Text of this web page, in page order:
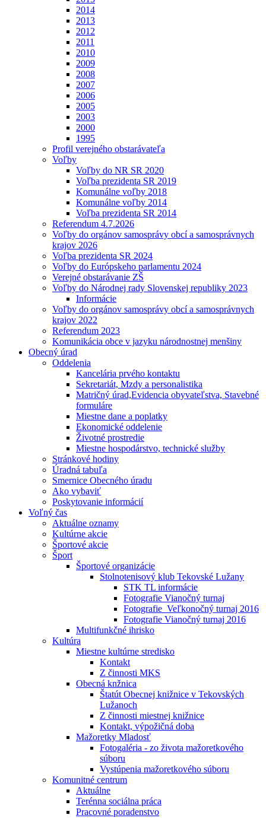
2014
2013
2012
2011
2010
2009
2008
2007
2006
2005
2003
2000
1995
Profil verejného obstarávateľa
Voľby
Voľby do NR SR 2020
Voľba prezidenta SR 2019
Komunálne voľby 2018
Komunálne voľby 2014
Voľba prezidenta SR 2014
Referendum 4.7.2026
Voľby do orgánov samosprávy obcí a samosprávnych
krajov 2026
Voľba prezidenta SR 2024
Voľby do Európskeho parlamentu 2024
Verejné obstarávanie ZŠ
Voľby do Národnej rady Slovenskej republiky 2023
Informácie
Voľby do orgánov samosprávy obcí a samosprávnych
krajov 2022
Referendum 2023
Komunikácia obce v jazyku národnostnej menšiny
Obecný úrad
Oddelenia
Kancelária prvého kontaktu
Sekretariát, Mzdy a personalistika
Matričný úrad,Evidencia obyvateľstva, Stavebné
formuláre
Miestne dane a poplatky
Ekonomické oddelenie
Životné prostredie
Miestne hospodárstvo, technické služby
Stránkové hodiny
Úradná tabuľa
Smernice Obecného úradu
Ako vybaviť
Poskytovanie informácií
Voľný čas
Aktuálne oznamy
Kultúrne akcie
Športové akcie
Šport
Športové organizácie
Stolnotenisový klub Tekovské Lužany
STK TL informácie
Fotografie Vianočný turnaj
Fotografie_Veľkonočný turnaj 2016
Fotografie Vianočný turnaj 2016
Multifunkčné ihrisko
Kultúra
Miestne kultúrne stredisko
Kontakt
Z činnosti MKS
Obecná knžnica
Štatút Obecnej knižnice v Tekovských
Lužanoch
Z činnosti miestnej knižnice
Kontakt, výpožičná doba
Mažoretky Mladosť
Fotogaléria - zo života mažoretkového
súboru
Vystúpenia mažoretkového súboru
Komunitné centrum
Aktuálne
Terénna sociálna práca
Pracovné poradenstvo